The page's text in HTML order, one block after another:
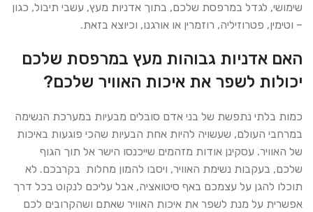
שימושי, לגדל במרפסת שלכם, בתוך אדניות מעץ, עשבי תיבול, כגון
– וטימין, פטרוזיליה, רוזמרין או אורגנו, וכיוצא בזאת.
האם אדניות גבוהות מעץ במרפסת שלכם
יכולות לשפר את איכות האוויר שלכם?
כמות בלתי נתפשת של בני אדם סובלים מבעיות במערכת הנשימה
במרחבי העולם, שעשויה להיות אחת הבעיות שהכי פוגעות באיכות
של האוויר. עסקינן אודות מזהמים שייכנסו הישר אל תוך הגוף
שלכם, בעקבות נשימת האוויר, ויסבו להמון מחלות בקרבכם. לא
תוכלו להגן על עצמכם באף סיטואציה, אבל עליכם לנקוט בכל דרך
אפשרית על מנת לשפר את איכות האוויר שאתם ושהקרובים לכם